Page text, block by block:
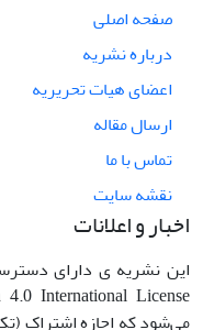
صفحه اصلی
درباره نشریه
اعضای هیات تحریریه
ارسال مقاله
تماس با ما
نقشه سایت
اخبار و اعلانات
این نشریه ی دارای
می‌شود که اجازه اشتراک